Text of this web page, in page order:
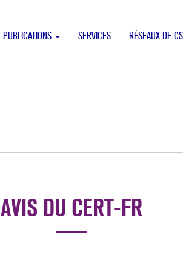
PUBLICATIONS SERVICES RÉSEAUX DE
AVIS DU CERT-FR